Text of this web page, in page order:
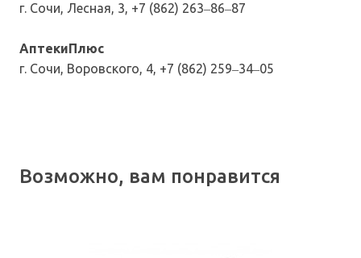
г. Сочи, Лесная, 3, +7 (862) 263‒86‒87
АптекиПлюс
г. Сочи, Воровского, 4, +7 (862) 259‒34‒05
Возможно, вам понравится